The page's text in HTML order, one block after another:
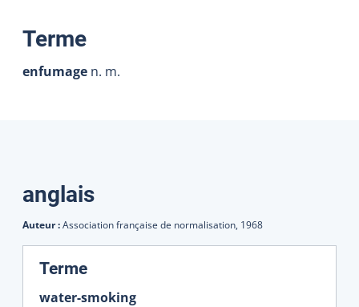
Terme:
enfumage n. m.
Traductions
anglais
Auteur :Association française de normalisation, 1968
Terme:
water-smoking